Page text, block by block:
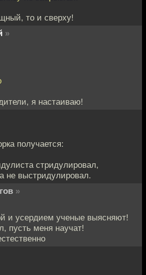
то и сверху!
»
я настаиваю!
получается:
стридулировал,
не выстридулировал.
»
и усердием ученые выясняют!
пусть меня научат!